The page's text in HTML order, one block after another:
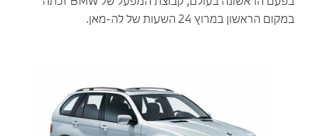
במקום הראשון במרוץ 24 השעות של לה-מאן.